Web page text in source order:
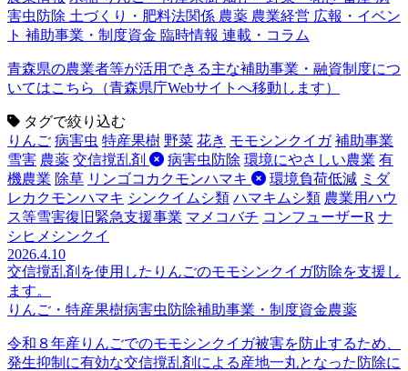
害虫防除 土づくり・肥料法関係 農薬 農業経営 広報・イベン
ト 補助事業・制度資金 臨時情報 連載・コラム
青森県の農業者等が活用できる主な補助事業・融資制度につ
いてはこちら（青森県庁Webサイトへ移動します）
タグで絞り込む
りんご 病害虫 特産果樹 野菜 花き モモシンクイガ 補助事業
雪害 農薬 交信撹乱剤 病害虫防除 環境にやさしい農業 有
機農業 除草 リンゴコカクモンハマキ 環境負荷低減 ミダ
レカクモンハマキ シンクイムシ類 ハマキムシ類 農業用ハウ
ス等雪害復旧緊急支援事業 マメコバチ コンフューザーR ナ
シヒメシンクイ
2026.4.10
交信撹乱剤を使用したりんごのモモシンクイガ防除を支援し
ます。
りんご・特産果樹病害虫防除補助事業・制度資金農薬
令和８年産りんごでのモモシンクイガ被害を防止するため、
発生抑制に有効な交信撹乱剤による産地一丸となった防除に